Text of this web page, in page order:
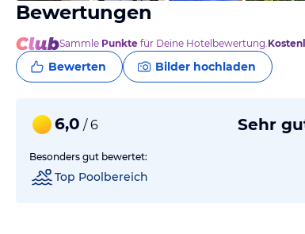
Bewertungen
Sammle Punkte für Deine Hotelbewertung.
Bewerten Bilder hochladen
6,0 / 6 Sehr
Besonders gut bewertet:
Top Poolbereich